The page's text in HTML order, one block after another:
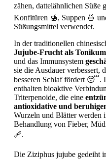
zähen, dattelähnlichen Süße
Konfitüren 🍯, Suppen 🍜
Süßungsmittel verwendet.
In der traditionellen
Jujube-Frucht als Tonikum
und das Immunsystem
sie die Ausdauer verbessert,
besseren Schlaf fördert 😴.
enthalten bioaktive
Triterpenoide, die eine
antioxidative und
Wurzeln und Blätter werden
Behandlung von Fieber,
🩹.
Die Ziziphus jujube gedeiht